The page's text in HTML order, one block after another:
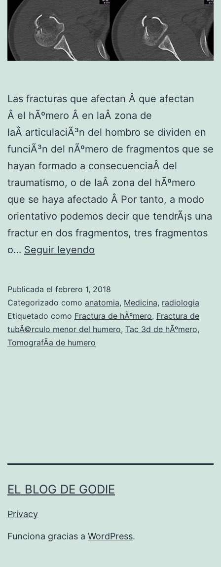
Las fracturas que afectan Â que afectan
Â el hÃºmero Â en laÂ zona de
laÂ articulaciÃ³n del hombro se dividen en
funciÃ³n del nÃºmero de fragmentos que se
hayan formado a consecuenciaÂ del
traumatismo, o de laÂ zona del hÃºmero
que se haya afectado Â Por tanto, a modo
orientativo podemos decir que tendrÃ¡s una
fractur en dos fragmentos, tres fragmentos
o… Seguir leyendo
o
c
l
Ã
e
F
c
Publicada el febrero 1, 2018
Categorizado como anatomia, Medicina, radiologia
Etiquetado como Fractura de hÃºmero, Fractura de
tubÃ©rculo menor del humero, Tac 3d de hÃºmero,
TomografÃ­a de humero
EL BLOG DE GODIE
Privacy
Funciona gracias a WordPress.